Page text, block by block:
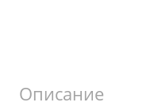
Описание